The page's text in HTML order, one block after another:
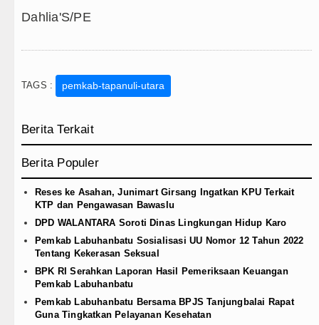
Dahlia'S/PE
TAGS : pemkab-tapanuli-utara
Berita Terkait
Berita Populer
Reses ke Asahan, Junimart Girsang Ingatkan KPU Terkait
KTP dan Pengawasan Bawaslu
DPD WALANTARA Soroti Dinas Lingkungan Hidup Karo
Pemkab Labuhanbatu Sosialisasi UU Nomor 12 Tahun 2022
Tentang Kekerasan Seksual
BPK RI Serahkan Laporan Hasil Pemeriksaan Keuangan
Pemkab Labuhanbatu
Pemkab Labuhanbatu Bersama BPJS Tanjungbalai Rapat
Guna Tingkatkan Pelayanan Kesehatan